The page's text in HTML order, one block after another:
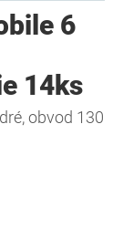
6
14ks
obvod 130